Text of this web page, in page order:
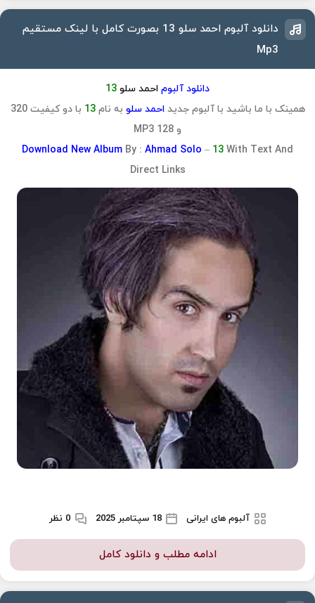
دانلود آلبوم احمد سلو 13 بصورت کامل با لینک مستقیم
Mp3
دانلود آلبوم احمد سلو 13
همینک با ما باشید با آلبوم جدیداحمد سلو به نام13
با دو کیفیت 320
و 128 MP3
Download New Album By : Ahmad Solo – 13 With Text And
Direct Links
آلبوم های ایرانی 18 سپتامبر 2025 0 نظر
ادامه مطلب و دانلود کامل